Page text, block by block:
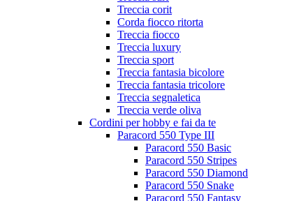
Treccia corit
Corda fiocco ritorta
Treccia fiocco
Treccia luxury
Treccia sport
Treccia fantasia bicolore
Treccia fantasia tricolore
Treccia segnaletica
Treccia verde oliva
Cordini per hobby e fai da te
Paracord 550 Type III
Paracord 550 Basic
Paracord 550 Stripes
Paracord 550 Diamond
Paracord 550 Snake
Paracord 550 Fantasy